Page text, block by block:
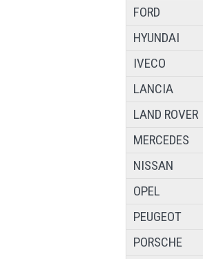
FORD
HYUNDAI
IVECO
LANCIA
LAND ROVER
MERCEDES
NISSAN
OPEL
PEUGEOT
PORSCHE